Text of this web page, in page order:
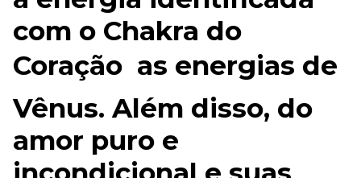
com o Chakra do
Coração  as energias de
Vênus. Além disso, do
amor puro e